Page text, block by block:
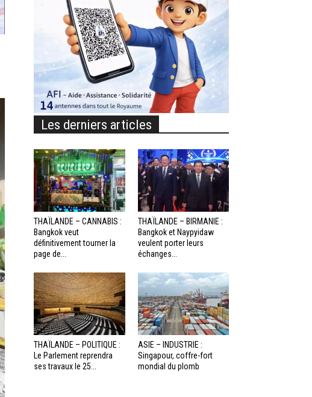
Les derniers articles
THAÏLANDE – CANNABIS :
Bangkok veut
définitivement tourner la
page de...
THAÏLANDE – BIRMANIE :
Bangkok et Naypyidaw
veulent porter leurs
échanges...
THAÏLANDE – POLITIQUE :
Le Parlement reprendra
ses travaux le 25...
ASIE – INDUSTRIE :
Singapour, coffre-fort
mondial du plomb